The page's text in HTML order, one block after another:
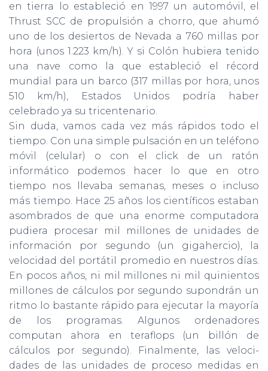
en tierra lo estableció en 1997 un automóvil, el
Thrust SCC de propulsión a chorro, que ahumó
uno de los desiertos de Nevada a 760 millas por
hora (unos 1.223 km/h). Y si Colón hubiera tenido
una nave como la que estableció el ré­cord
mundial para un barco (317 millas por hora, unos
510 km/h), Estados Unidos podría haber
celebrado ya su tricentenario.
Sin duda, vamos cada vez más rápidos todo el
tiempo. Con una simple pulsación en un teléfono
móvil (celular) o con el click de un ratón
informático podemos hacer lo que en otro
tiempo nos llevaba semanas, meses o incluso
más tiempo. Hace 25 años los científi­cos estaban
asombrados de que una enorme computadora
pudiera procesar mil millones de unidades de
información por segundo (un gigahercio), la
velocidad del portátil promedio en nuestros días.
En pocos años, ni mil millones ni mil quinientos
millones de cálculos por segundo supondrán un
ritmo lo bastante rápido para ejecutar la mayoría
de los programas. Algunos ordenadores
computan ahora en teraflops (un billón de
cálculos por segundo). Finalmente, las veloci­
dades de las unidades de proceso medidas en